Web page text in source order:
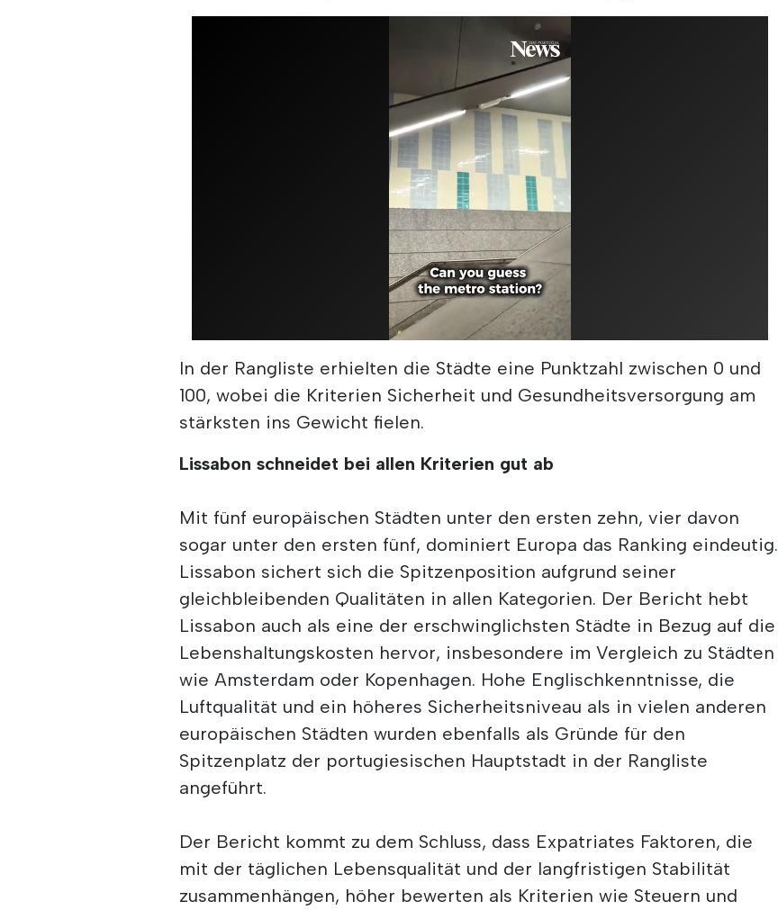
In der Rangliste erhielten die Städte eine Punktzahl zwischen 0 und
100, wobei die Kriterien Sicherheit und Gesundheitsversorgung am
stärksten ins Gewicht fielen.
Lissabon schneidet bei allen Kriterien gut ab
Mit fünf europäischen Städten unter den ersten zehn, vier davon
sogar unter den ersten fünf, dominiert Europa das Ranking eindeutig.
Lissabon sichert sich die Spitzenposition aufgrund seiner
gleichbleibenden Qualitäten in allen Kategorien. Der Bericht hebt
Lissabon auch als eine der erschwinglichsten Städte in Bezug auf die
Lebenshaltungskosten hervor, insbesondere im Vergleich zu Städten
wie Amsterdam oder Kopenhagen. Hohe Englischkenntnisse, die
Luftqualität und ein höheres Sicherheitsniveau als in vielen anderen
europäischen Städten wurden ebenfalls als Gründe für den
Spitzenplatz der portugiesischen Hauptstadt in der Rangliste
angeführt.
Der Bericht kommt zu dem Schluss, dass Expatriates Faktoren, die
mit der täglichen Lebensqualität und der langfristigen Stabilität
zusammenhängen, höher bewerten als Kriterien wie Steuern und